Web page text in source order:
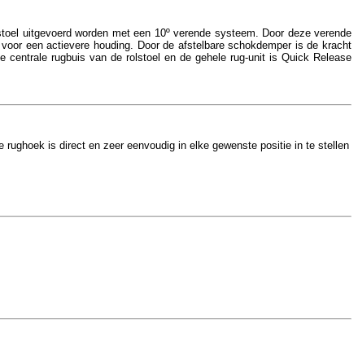
uitgevoerd worden met een 10º verende systeem. Door deze verende
een actievere houding. Door de afstelbare schokdemper is de kracht
centrale rugbuis van de rolstoel en de gehele rug-unit is Quick Release
rughoek is direct en zeer eenvoudig in elke gewenste positie in te stellen